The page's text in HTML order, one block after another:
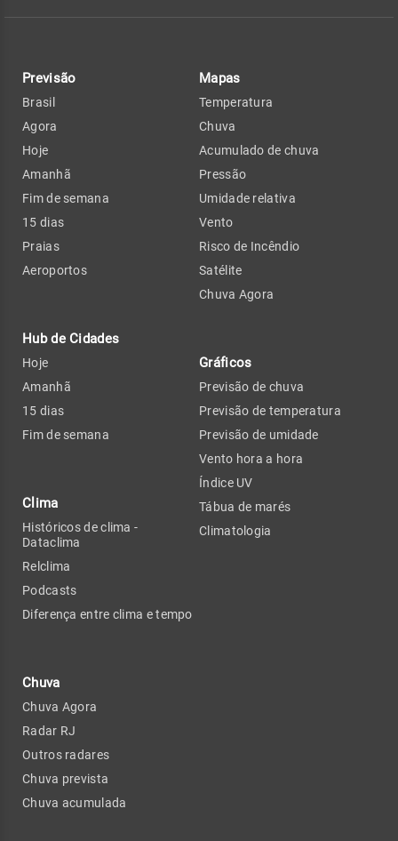
Previsão
Brasil
Agora
Hoje
Amanhã
Fim de semana
15 dias
Praias
Aeroportos
Hub de Cidades
Hoje
Amanhã
15 dias
Fim de semana
Clima
Históricos de clima -
Dataclima
Relclima
Podcasts
Diferença entre clima e tempo
Chuva
Chuva Agora
Radar RJ
Outros radares
Chuva prevista
Chuva acumulada
Mapas
Temperatura
Chuva
Acumulado de chuva
Pressão
Umidade relativa
Vento
Risco de Incêndio
Satélite
Chuva Agora
Gráficos
Previsão de chuva
Previsão de temperatura
Previsão de umidade
Vento hora a hora
Índice UV
Tábua de marés
Climatologia